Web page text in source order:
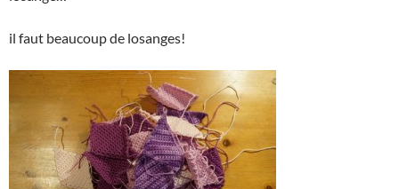
il faut beaucoup de losanges!